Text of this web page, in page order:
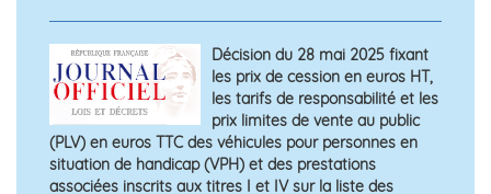
Décision du 28 mai 2025 fixant
les prix de cession en euros HT,
les tarifs de responsabilité et les
prix limites de vente au public
(PLV) en euros TTC des véhicules pour personnes en
situation de handicap (VPH) et des prestations
associées inscrits aux titres I et IV sur la liste des